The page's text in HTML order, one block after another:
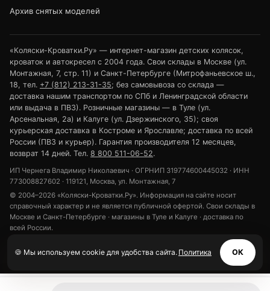
🍪 Мы используем cookie для удобства сайта. Политика ОК
Архив снятых моделей
«Коляски-Кроватки.Ру» — интернет-магазин детских колясок,
кроваток и автокресел с 2004 года. Свои склады в Москве (ул.
Монтажная, 7, стр. 11) и Санкт-Петербурге (Митрофаньевское ш.,
18, тел. +7 (812) 213-31-35; без самовывоза со склада —
доставка нашим транспортом по СПб и Ленинградской области
или выдача в ПВЗ). Розничные магазины — в Туле (ул.
Арсенальная, 2а) и Калуге (ул. Дзержинского, 35); своя
курьерская доставка в Костроме и Ярославле; доставка по всей
России (ПВЗ и курьер). Гарантия производителя 12 месяцев,
возврат 14 дней. Тел. 8 800 511-06-52.
ИП Чернега Владимир Николаевич · ОГРНИП 319774600445032 · ИНН
773008827602 · 119121, Москва, ул. Монтажная, 7
© 2004–2026 «Коляски-Кроватки.Ру». Информация на сайте носит
справочный характер и не является публичной офертой. Свои склады в
Москве и Санкт-Петербурге · магазины в Туле и Калуге · доставка по
всей России.
Обработка персональных данных
Использование cookie